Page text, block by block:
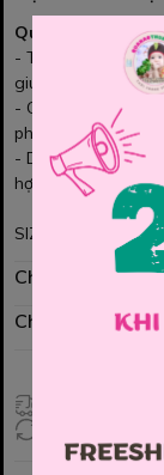
Quần dài caro
- Thiết kế caro
giúp bé trông cao
- Chất vải mềm,
phố đều thoải mái 👌
- Dễ phối với áo sơ
hợp trend 🧥✨
SIZE : 120 , 130 ,
Chính sách mua
Chính sách đổi